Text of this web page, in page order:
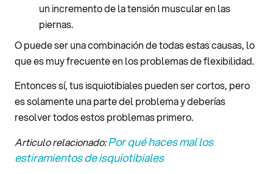
un incremento de la tensión muscular en las
piernas.
O puede ser una combinación de todas estas causas, lo
que es muy frecuente en los problemas de flexibilidad.
Entonces sí, tus isquiotibiales pueden ser cortos, pero
es solamente una parte del problema y deberías
resolver todos estos problemas primero.
Articulo relacionado:Por qué haces mal los
estiramientos de isquiotibiales